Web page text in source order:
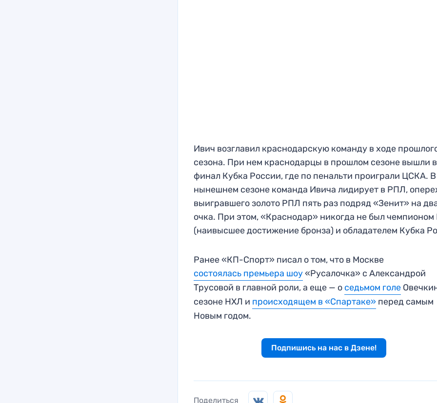
Ивич возглавил краснодарскую команду в ходе
сезона. При нем краснодарцы в прошлом сезоне вышли в
финал Кубка России, где по пенальти проиграли ЦСКА. В
нынешнем сезоне команда Ивича лидирует в РПЛ,
выигравшего золото РПЛ пять раз подряд «Зенит» на
очка. При этом, «Краснодар» никогда не был
(наивысшее достижение бронза) и обладателем Кубка
Ранее «КП-Спорт» писал о том, что в Москве
состоялась премьера шоу«Русалочка» с Александрой
Трусовой в главной роли, а еще — о седьмом голе
сезоне НХЛ и происходящем в «Спартаке» перед самым
Новым годом.
Подпишись на нас в Дзене!
Поделиться